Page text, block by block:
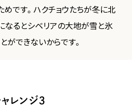
です。ハクチョウたちが冬に北
なるとシベリアの大地が雪と氷
ができないからです。
ャレンジ3